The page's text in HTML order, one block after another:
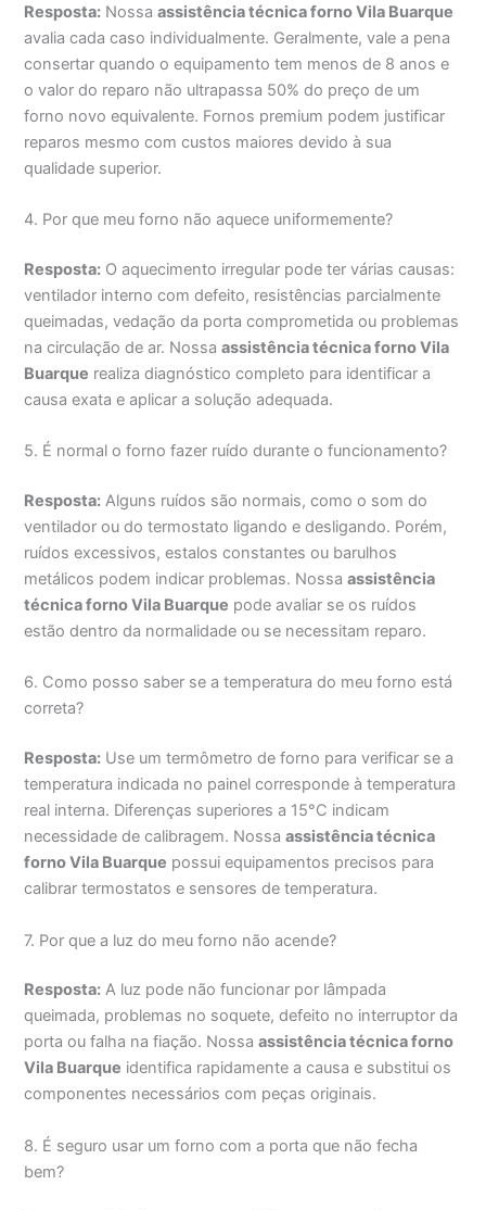
Resposta: Nossaassistência técnica forno Vila Buarque
avalia cada caso individualmente. Geralmente, vale a pena
consertar quando o equipamento tem menos de 8 anos e
o valor do reparo não ultrapassa 50% do preço de um
forno novo equivalente. Fornos premium podem justificar
reparos mesmo com custos maiores devido à sua
qualidade superior.
4. Por que meu forno não aquece uniformemente?
Resposta: O aquecimento irregular pode ter várias causas:
ventilador interno com defeito, resistências parcialmente
queimadas, vedação da porta comprometida ou problemas
na circulação de ar. Nossaassistência técnica forno Vila
Buarque realiza diagnóstico completo para identificar a
causa exata e aplicar a solução adequada.
5. É normal o forno fazer ruído durante o funcionamento?
Resposta: Alguns ruídos são normais, como o som do
ventilador ou do termostato ligando e desligando. Porém,
ruídos excessivos, estalos constantes ou barulhos
metálicos podem indicar problemas. Nossaassistência
técnica forno Vila Buarque pode avaliar se os ruídos
estão dentro da normalidade ou se necessitam reparo.
6. Como posso saber se a temperatura do meu forno está
correta?
Resposta: Use um termômetro de forno para verificar se a
temperatura indicada no painel corresponde à temperatura
real interna. Diferenças superiores a 15°C indicam
necessidade de calibragem. Nossaassistência técnica
forno Vila Buarque possui equipamentos precisos para
calibrar termostatos e sensores de temperatura.
7. Por que a luz do meu forno não acende?
Resposta: A luz pode não funcionar por lâmpada
queimada, problemas no soquete, defeito no interruptor da
porta ou falha na fiação. Nossaassistência técnica forno
Vila Buarque identifica rapidamente a causa e substitui os
componentes necessários com peças originais.
8. É seguro usar um forno com a porta que não fecha
bem?